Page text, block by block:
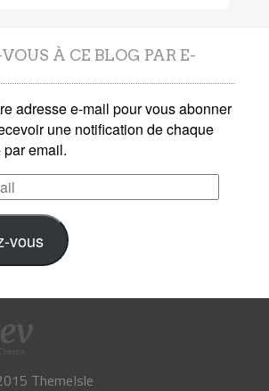
À CE BLOG PAR E-
adresse e-mail pour vous abonner
une notification de chaque
email.
vous
ThemeIsle